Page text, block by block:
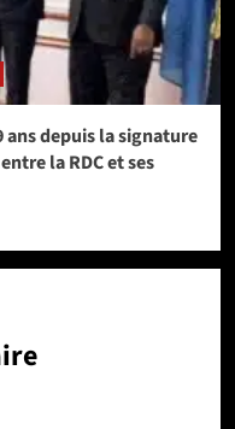
ans depuis la signature
la RDC et ses